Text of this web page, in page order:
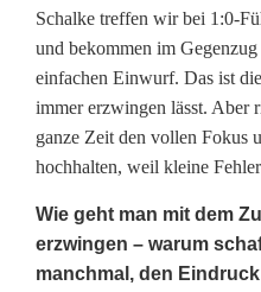
Schalke treffen wir bei 1:0-
und bekommen im
einfachen Einwurf. Das ist
immer erzwingen lässt. Aber
ganze Zeit den vollen Fokus
hochhalten, weil kleine
Wie geht man mit dem
erzwingen – warum
manchmal, den